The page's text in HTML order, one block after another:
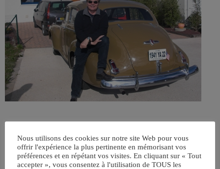
Nous utilisons des cookies sur notre site Web pour vous
offrir l'expérience la plus pertinente en mémorisant vos
préférences et en répétant vos visites. En cliquant sur « Tout
accepter », vous consentez à l'utilisation de TOUS les